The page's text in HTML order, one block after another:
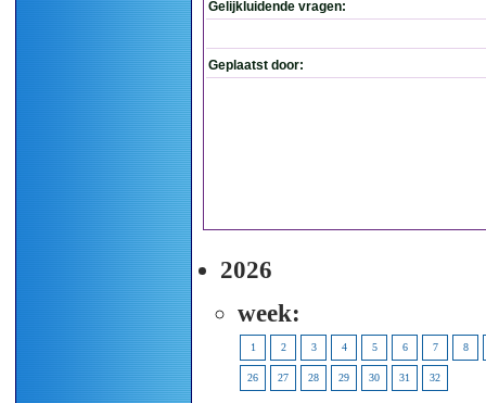
Gelijkluidende vragen:
Geplaatst door:
2026
week:
1 2 3 4 5 6 7 8
26 27 28 29 30 31 32